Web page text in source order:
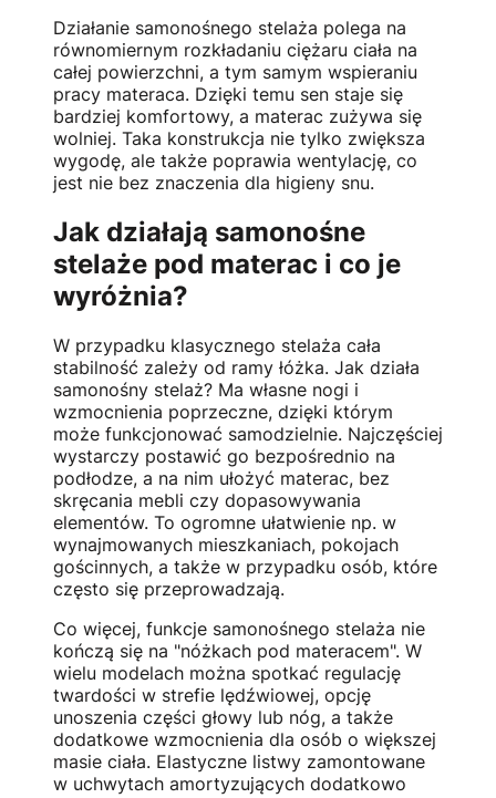
Działanie samonośnego stelaża polega na
równomiernym rozkładaniu ciężaru ciała na
całej powierzchni, a tym samym wspieraniu
pracy materaca. Dzięki temu sen staje się
bardziej komfortowy, a materac zużywa się
wolniej. Taka konstrukcja nie tylko zwiększa
wygodę, ale także poprawia wentylację, co
jest nie bez znaczenia dla higieny snu.
Jak działają samonośne
stelaże pod materac i co je
wyróżnia?
W przypadku klasycznego stelaża cała
stabilność zależy od ramy łóżka. Jak działa
samonośny stelaż? Ma własne nogi i
wzmocnienia poprzeczne, dzięki którym
może funkcjonować samodzielnie. Najczęściej
wystarczy postawić go bezpośrednio na
podłodze, a na nim ułożyć materac, bez
skręcania mebli czy dopasowywania
elementów. To ogromne ułatwienie np. w
wynajmowanych mieszkaniach, pokojach
gościnnych, a także w przypadku osób, które
często się przeprowadzają.
Co więcej, funkcje samonośnego stelaża nie
kończą się na "nóżkach pod materacem". W
wielu modelach można spotkać regulację
twardości w strefie lędźwiowej, opcję
unoszenia części głowy lub nóg, a także
dodatkowe wzmocnienia dla osób o większej
masie ciała. Elastyczne listwy zamontowane
w uchwytach amortyzujących dodatkowo